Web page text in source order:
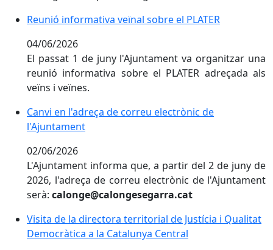
Reunió informativa veïnal sobre el PLATER
Reunió informativa veïnal sobre el PLATER
04/06/2026
El passat 1 de juny l'Ajuntament va organitzar una
reunió informativa sobre el PLATER adreçada als
veïns i veïnes.
Canvi en l'adreça de correu electrònic de
Canvi en l'adreça de correu electrònic de
l'Ajuntament
02/06/2026
L'Ajuntament informa que, a partir del 2 de juny de
2026, l'adreça de correu electrònic de l'Ajuntament
serà: calonge@calongesegarra.cat
Visita de la directora territorial de Justícia i Qualitat
Visita de la directora territorial de Justícia i Qualitat
Democràtica a la Catalunya Central